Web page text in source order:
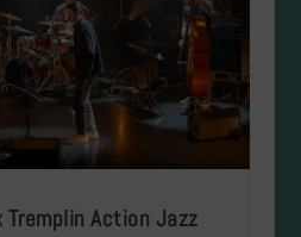
Action Jazz